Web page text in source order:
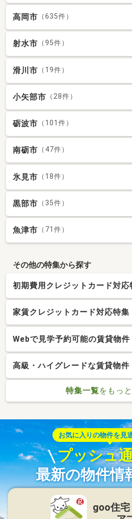
高岡市 （635件）
射水市 （95件）
滑川市 （19件）
小矢部市 （28件）
砺波市 （101件）
南砺市 （47件）
氷見市 （18件）
黒部市 （35件）
魚津市 （71件）
その他の特集から探す
初期費用クレジットカード対応
家賃クレジットカード対応特集
Webで見学予約可能の賃貸物件
高級・ハイグレードな賃貸物件
特集一覧をもっ
お気に入りの物件を見
プッシュ
最新の物件情
goo住